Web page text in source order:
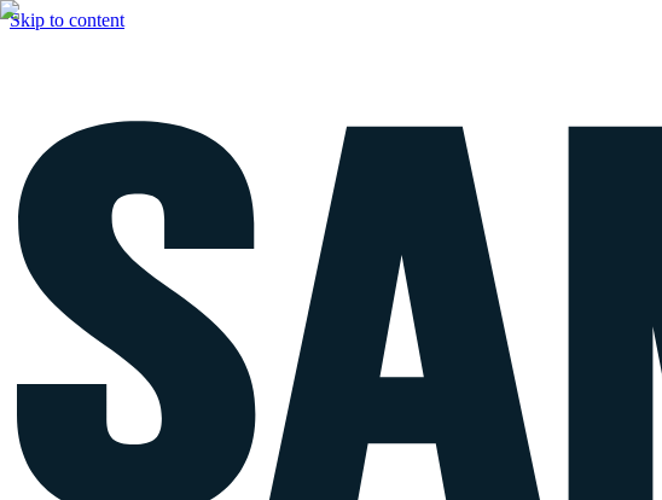
Skip to content